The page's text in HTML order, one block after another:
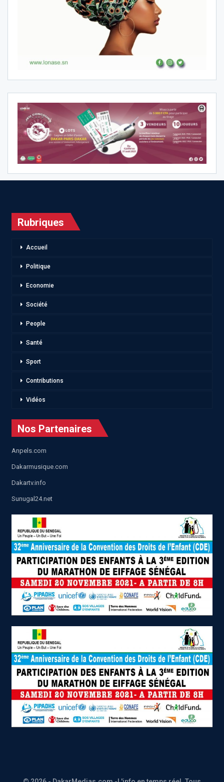
Rubriques
Accueil
Politique
Economie
Société
People
Santé
Sport
Contributions
Vidéos
Nos Partenaires
Anpels.com
Dakarmusique.com
Dakartv.info
Sunugal24.net